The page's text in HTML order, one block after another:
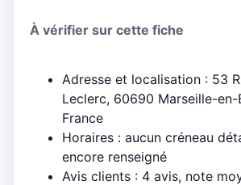
À vérifier sur cette fiche
Adresse et localisation : 53
Leclerc, 60690 Marseille-en-
France
Horaires : aucun créneau
encore renseigné
Avis clients : 4 avis, note